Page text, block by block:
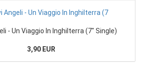
- Un Viaggio In Inghilterra (7" Single)
3,90 EUR